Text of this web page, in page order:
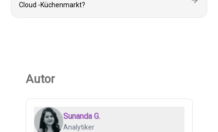
Cloud -Küchenmarkt?
Autor
Sunanda G.
Analytiker